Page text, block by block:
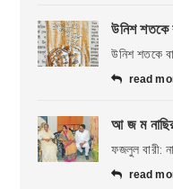
উনিশ শতকে
উনিশ শতকে
read
আ জ ম নাছির
ফজলুল বারী:
read